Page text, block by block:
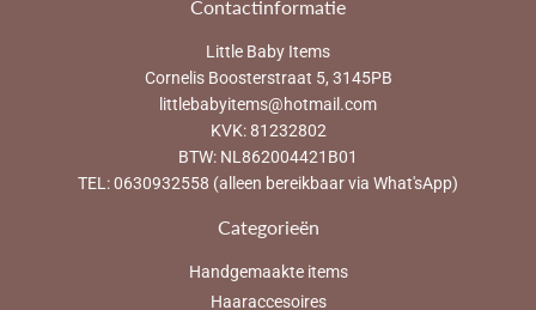
Contactinformatie
Little Baby Items
Cornelis Boosterstraat 5, 3145PB
littlebabyitems@hotmail.com
KVK: 81232802
BTW: NL862004421B01
TEL: 0630932558 (alleen bereikbaar via What'sApp)
Categorieën
Handgemaakte items
Haaraccesoires